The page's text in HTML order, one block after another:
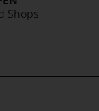
Shops